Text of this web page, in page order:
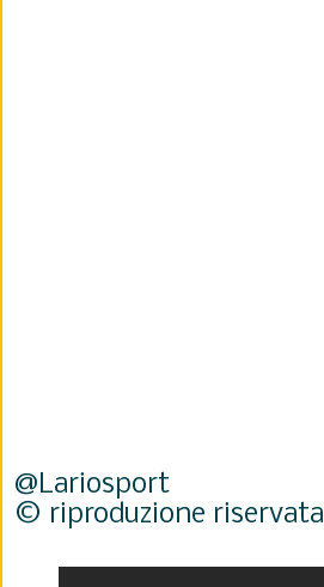
@Lariosport
© riproduzione riservata